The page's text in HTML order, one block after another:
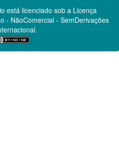
está licenciado sob a Licença
- NãoComercial - SemDerivações